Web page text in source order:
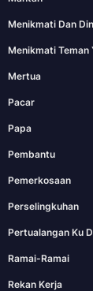
Menikmati Dan
Menikmati Teman
Mertua
Pacar
Papa
Pembantu
Pemerkosaan
Perselingkuhan
Pertualangan Ku
Ramai-Ramai
Rekan Kerja